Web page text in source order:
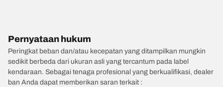
Pernyataan hukum
Peringkat beban dan/atau kecepatan yang ditampilkan mungkin
sedikit berbeda dari ukuran asli yang tercantum pada label
kendaraan. Sebagai tenaga profesional yang berkualifikasi, dealer
ban Anda dapat memberikan saran terkait :